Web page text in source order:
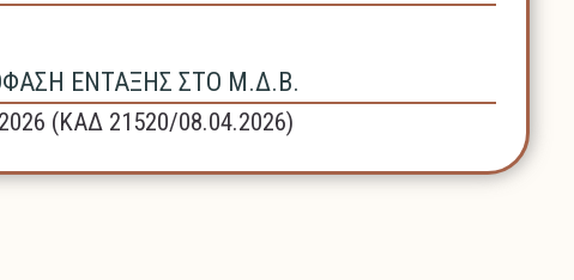
ΕΝΤΑΞΗΣ ΣΤΟ Μ.Δ.Β.
(ΚΑΔ 21520/08.04.2026)